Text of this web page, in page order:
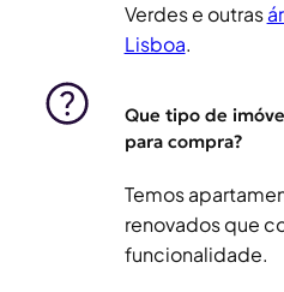
Verdes e outras
Lisboa.
Que tipo de
para compra?
Temos
renovados que
funcionalidade.